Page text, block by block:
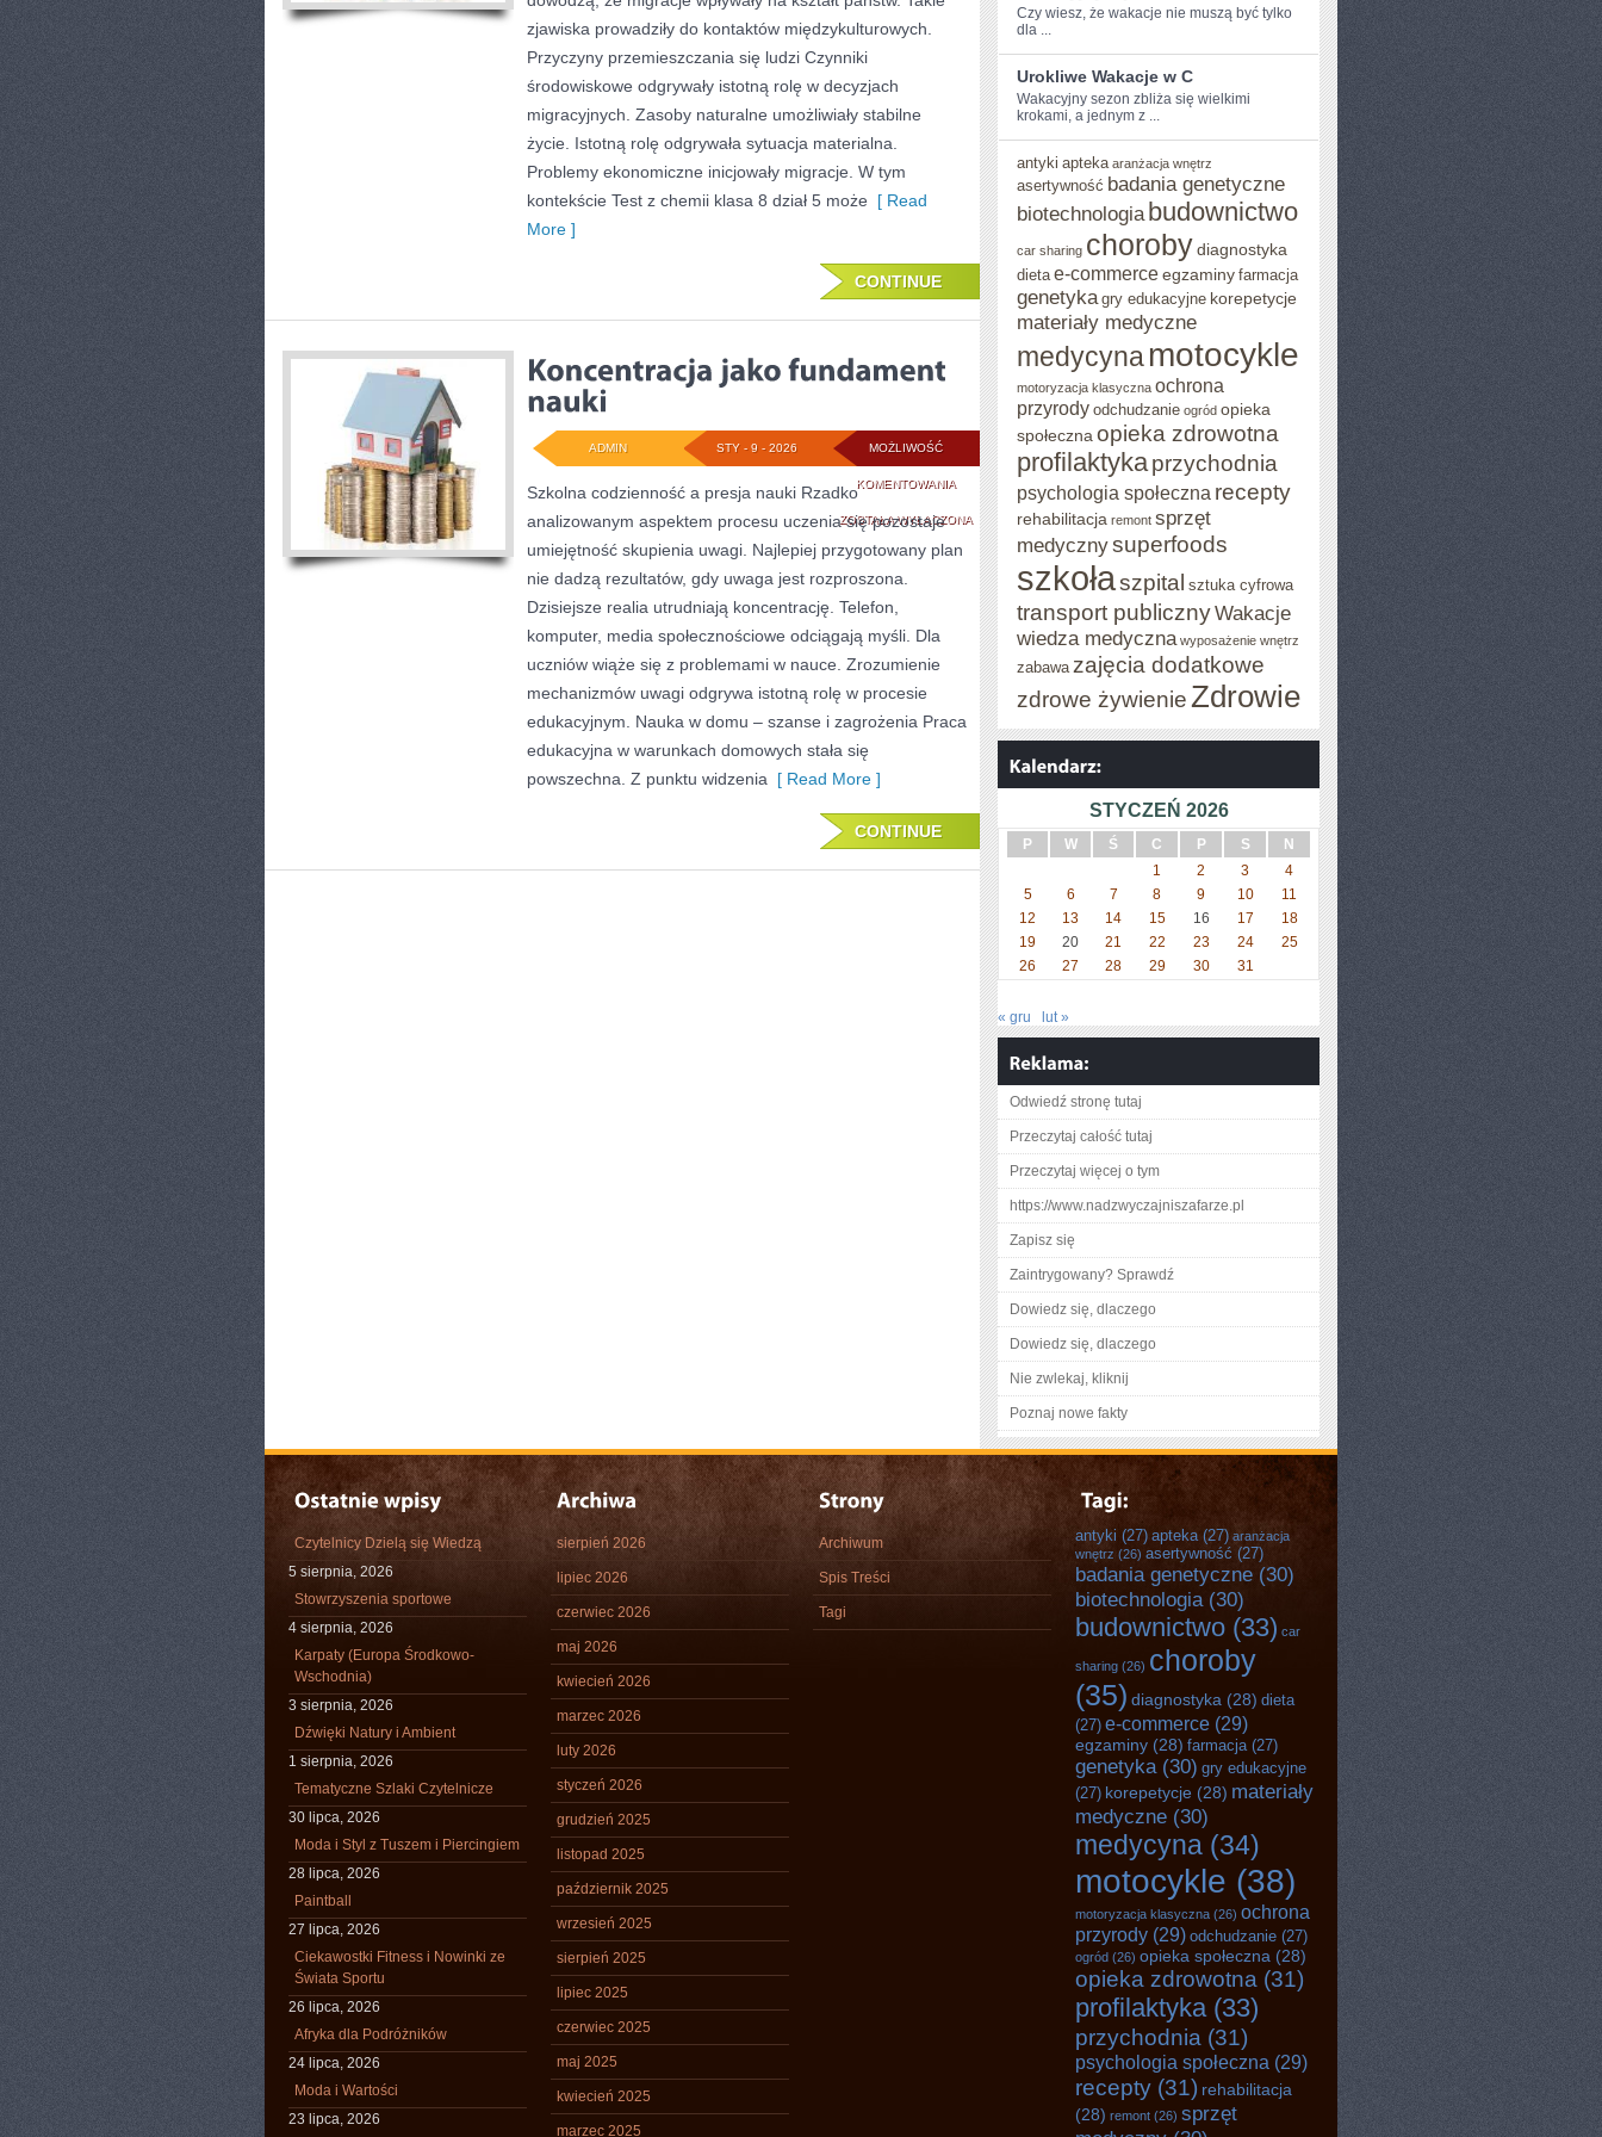
PROCES
CIĄGŁY
zjawiska prowadziły do kontaktów międzykulturowych.
Przyczyny przemieszczania się ludzi Czynniki
środowiskowe odgrywały istotną rolę w decyzjach
migracyjnych. Zasoby naturalne umożliwiały stabilne
życie. Istotną rolę odgrywała sytuacja materialna.
Problemy ekonomiczne inicjowały migracje. W tym
kontekście Test z chemii klasa 8 dział 5 może [ Read
More ]
CONTINUE
MOŻLIWOŚĆ
KOMENTOWANIAKONCENTRACJA
JAKO
FUNDAMENT
NAUKI
ZOSTAŁA WYŁĄCZONA
STY - 9 - 2026
ADMIN
Szkolna codzienność a presja nauki Rzadko
analizowanym aspektem procesu uczenia się pozostaje
umiejętność skupienia uwagi. Najlepiej przygotowany plan
nie dadzą rezultatów, gdy uwaga jest rozproszona.
Dzisiejsze realia utrudniają koncentrację. Telefon,
komputer, media społecznościowe odciągają myśli. Dla
uczniów wiąże się z problemami w nauce. Zrozumienie
mechanizmów uwagi odgrywa istotną rolę w procesie
edukacyjnym. Nauka w domu – szanse i zagrożenia Praca
edukacyjna w warunkach domowych stała się
powszechna. Z punktu widzenia [ Read More ]
CONTINUE
Czy wiesz, ⁤że wakacje nie muszą być ​tylko
dla ...
Urokliwe Wakacje w C
Wakacyjny sezon zbliża ‌się ⁣wielkimi
‍krokami, a jednym z ...
antyki apteka aranżacja wnętrz
asertywność badania genetyczne
biotechnologia budownictwo
car sharing chorobydiagnostyka
dieta e-commerceegzaminy farmacja
genetyka gry edukacyjne korepetycje
materiały medyczne
medycynamotocykle
motoryzacja klasyczna ochrona
przyrody odchudzanie ogród opieka
społeczna opieka zdrowotna
profilaktykaprzychodnia
psychologia społeczna recepty
rehabilitacja remont sprzęt
medycznysuperfoods
szkołaszpital sztuka cyfrowa
transport publicznyWakacje
wiedza medyczna wyposażenie wnętrz
zabawa zajęcia dodatkowe
zdrowe żywienieZdrowie
STYCZEŃ 2026
P W Ś C P S
N
1
2 3
4
5
6 7 8 9 10
11
12
13 14 15 16 17
18
19
20 21 22 23 24
25
26
27 28 29 30 31
« gru lut »
Odwiedź stronę tutaj
Przeczytaj całość tutaj
Przeczytaj więcej o tym
https://www.nadzwyczajniszafarze.pl
Zapisz się
Zaintrygowany? Sprawdź
Dowiedz się, dlaczego
Dowiedz się, dlaczego
Nie zwlekaj, kliknij
Poznaj nowe fakty
Czytelnicy Dzielą się Wiedzą
5 sierpnia, 2026
Stowrzyszenia sportowe
4 sierpnia, 2026
Karpaty (Europa Środkowo-
Wschodnia)
3 sierpnia, 2026
Dźwięki Natury i Ambient
1 sierpnia, 2026
Tematyczne Szlaki Czytelnicze
30 lipca, 2026
Moda i Styl z Tuszem i Piercingiem
28 lipca, 2026
Paintball
27 lipca, 2026
Ciekawostki Fitness i Nowinki ze
Świata Sportu
26 lipca, 2026
Afryka dla Podróżników
24 lipca, 2026
Moda i Wartości
23 lipca, 2026
sierpień 2026
lipiec 2026
czerwiec 2026
maj 2026
kwiecień 2026
marzec 2026
luty 2026
styczeń 2026
grudzień 2025
listopad 2025
październik 2025
wrzesień 2025
sierpień 2025
lipiec 2025
czerwiec 2025
maj 2025
kwiecień 2025
marzec 2025
Archiwum
Spis Treści
Tagi
antyki (27) apteka(27) aranżacja
wnętrz (26) asertywność (27)
badania genetyczne (30)
biotechnologia(30)
budownictwo (33) car
sharing (26) choroby
(35) diagnostyka (28) dieta
(27) e-commerce (29)
egzaminy (28) farmacja(27)
genetyka(30) gry edukacyjne
(27) korepetycje (28) materiały
medyczne (30)
medycyna (34)
motocykle (38)
motoryzacja klasyczna (26) ochrona
przyrody (29) odchudzanie (27)
ogród (26) opieka społeczna (28)
opieka zdrowotna (31)
profilaktyka(33)
przychodnia (31)
psychologia społeczna (29)
recepty (31) rehabilitacja
(28) remont (26) sprzęt